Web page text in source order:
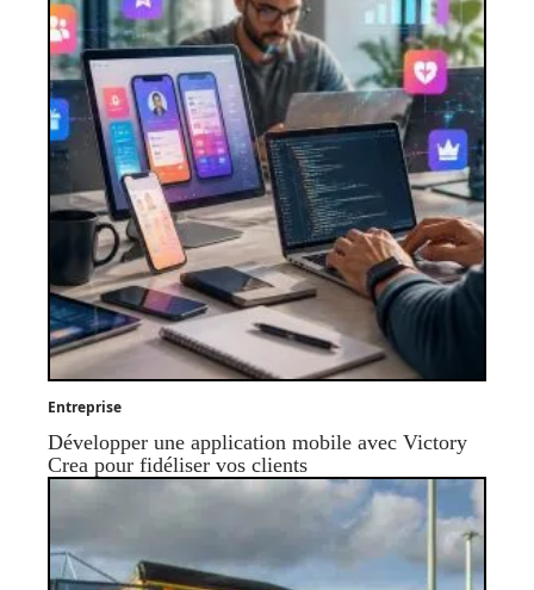
Entreprise
Développer une application mobile avec Victory
Crea pour fidéliser vos clients